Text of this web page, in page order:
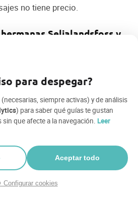
no tiene precio.
Seljalandsfoss y
el sendero te permite darle la
paisaje a través del agua. Eso sí,
(o Gljúfrafoss). Para verla,
las piedras de un pequeño
grieta en la montaña. ¡La
para despegar?
siempre activas) y de análisis
) para saber qué guías te gustan
que afecte a la navegación. Leer
Aceptar todo
Configurar cookies